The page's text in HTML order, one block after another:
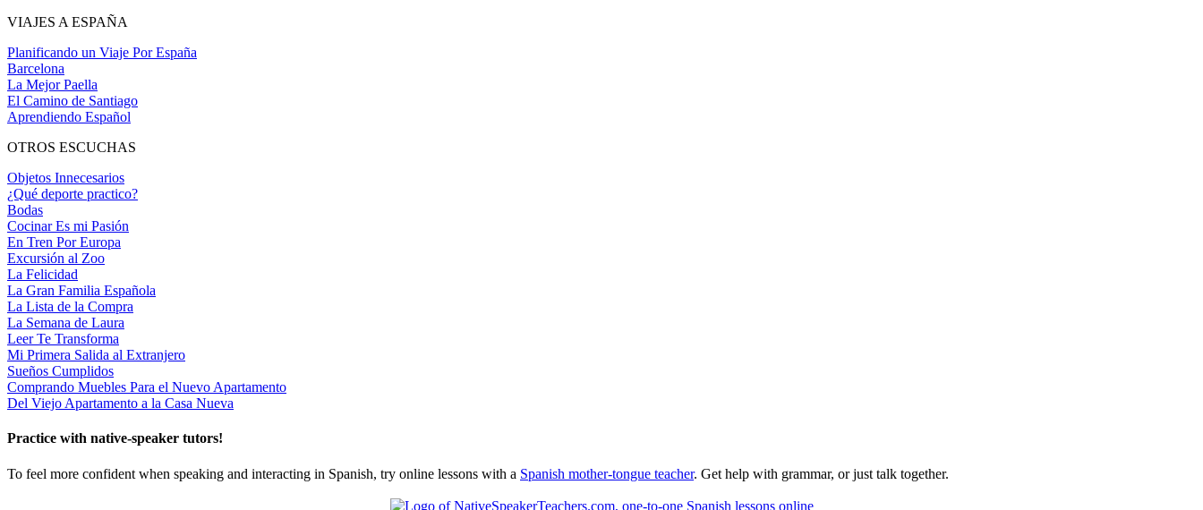
VIAJES A ESPAÑA
Planificando un Viaje Por España
Barcelona
La Mejor Paella
El Camino de Santiago
Aprendiendo Español
OTROS ESCUCHAS
Objetos Innecesarios
¿Qué deporte practico?
Bodas
Cocinar Es mi Pasión
En Tren Por Europa
Excursión al Zoo
La Felicidad
La Gran Familia Española
La Lista de la Compra
La Semana de Laura
Leer Te Transforma
Mi Primera Salida al Extranjero
Sueños Cumplidos
Comprando Muebles Para el Nuevo Apartamento
Del Viejo Apartamento a la Casa Nueva
Practice with native-speaker tutors!
To feel more confident when speaking and interacting in Spanish, try online lessons with a Spanish mother-tongue teacher. Get help with grammar, or just talk together.